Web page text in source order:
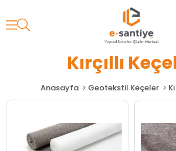
Kırçıllı
Anasayfa Geotekstil Keçeler